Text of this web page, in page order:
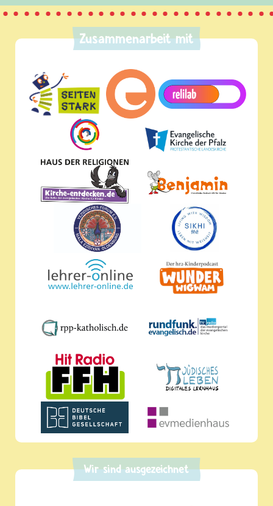
Zusammenarbeit mit
Wir sind ausgezeichnet